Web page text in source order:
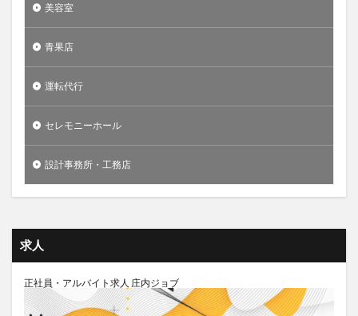
美容室
青果店
運転代行
セレモニーホール
設計事務所・工務店
求人
正社員・アルバイト求人 庄内ジョブ